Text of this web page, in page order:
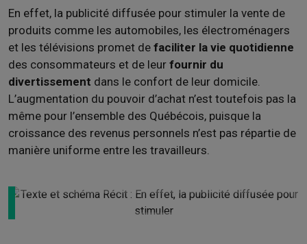
En effet, la publicité diffusée pour stimuler la vente de
produits comme les automobiles, les électroménagers
et les télévisions promet de faciliter la vie quotidienne
des consommateurs et de leur fournir du
divertissement dans le confort de leur domicile.
L’augmentation du pouvoir d’achat n’est toutefois pas la
même pour l’ensemble des Québécois, puisque la
croissance des revenus personnels n’est pas répartie de
manière uniforme entre les travailleurs.